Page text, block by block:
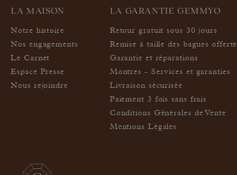
LA MAISON
Notre histoire
Nos engagements
Le Carnet
Espace Presse
Nous rejoindre
LA GARANTIE GEMMYO
Retour gratuit sous 30 jours
Remise à taille des bagues offerte
Garantie et réparations
Montres - Services et garanties
Livraison sécurisée
Paiement 3 fois sans frais
Conditions Générales de Vente
Mentions Légales